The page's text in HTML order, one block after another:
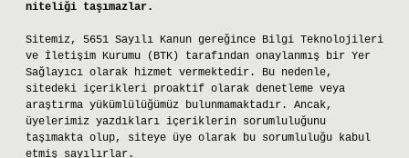
niteliği taşımazlar.
Sitemiz, 5651 Sayılı Kanun gereğince Bilgi Teknolojileri
ve İletişim Kurumu (BTK) tarafından onaylanmış bir Yer
Sağlayıcı olarak hizmet vermektedir. Bu nedenle,
sitedeki içerikleri proaktif olarak denetleme veya
araştırma yükümlülüğümüz bulunmamaktadır. Ancak,
üyelerimiz yazdıkları içeriklerin sorumluluğunu
taşımakta olup, siteye üye olarak bu sorumluluğu kabul
etmiş sayılırlar.